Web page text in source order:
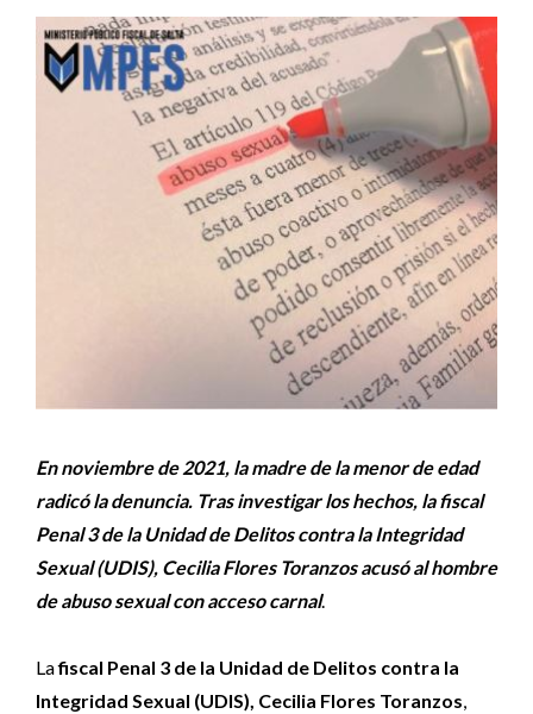
En noviembre de 2021, la madre de la menor de edad
radicó la denuncia. Tras investigar los hechos, la fiscal
Penal 3 de la Unidad de Delitos contra la Integridad
Sexual (UDIS), Cecilia Flores Toranzos acusó al hombre
de abuso sexual con acceso carnal.
Lafiscal Penal 3 de la Unidad de Delitos contra la
Integridad Sexual (UDIS), Cecilia Flores Toranzos